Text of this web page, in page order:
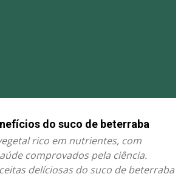
do suco de beterraba
rico em nutrientes, com
comprovados pela ciência.
delíciosas do suco de beterraba